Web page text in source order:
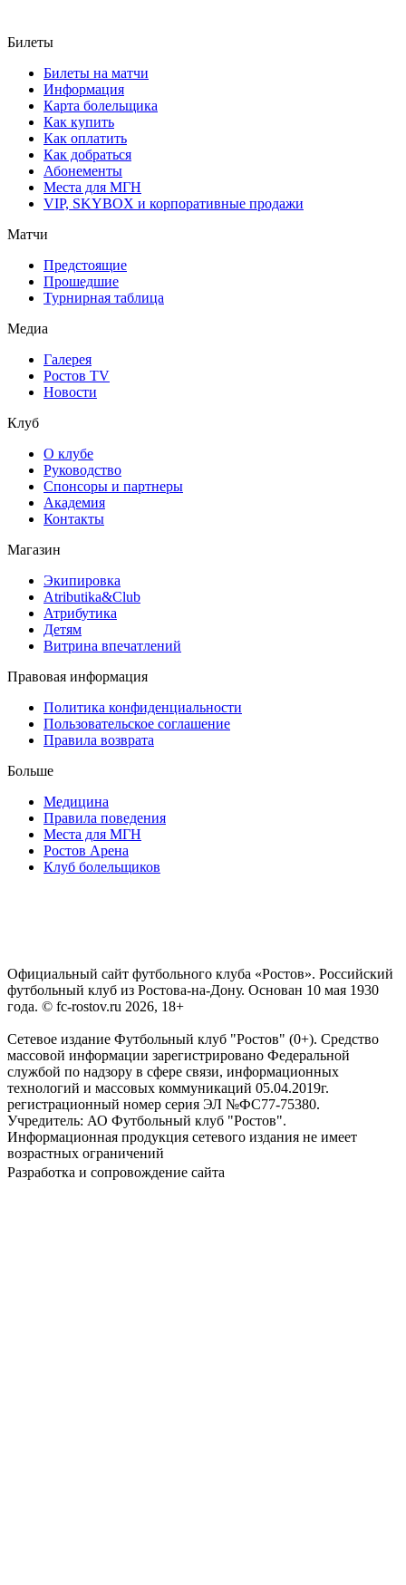
Билеты
Билеты на матчи
Информация
Карта болельщика
Как купить
Как оплатить
Как добраться
Абонементы
Места для МГН
VIP, SKYBOX и корпоративные продажи
Матчи
Предстоящие
Прошедшие
Турнирная таблица
Медиа
Галерея
Ростов TV
Новости
Клуб
О клубе
Руководство
Спонсоры и партнеры
Академия
Контакты
Магазин
Экипировка
Atributika&Club
Атрибутика
Детям
Витрина впечатлений
Правовая информация
Политика конфиденциальности
Пользовательское соглашение
Правила возврата
Больше
Медицина
Правила поведения
Места для МГН
Ростов Арена
Клуб болельщиков
Официальный сайт футбольного клуба «Ростов». Российский
футбольный клуб из Ростова-на-Дону. Основан 10 мая 1930
года. © fc-rostov.ru 2026, 18+
Сетевое издание Футбольный клуб "Ростов" (0+). Средство
массовой информации зарегистрировано Федеральной
службой по надзору в сфере связи, информационных
технологий и массовых коммуникаций 05.04.2019г.
регистрационный номер серия ЭЛ №ФС77-75380.
Учредитель: АО Футбольный клуб "Ростов".
Информационная продукция сетевого издания не имеет
возрастных ограничений
Разработка и сопровождение сайта